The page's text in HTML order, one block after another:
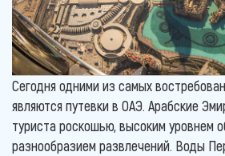
Сегодня одними из самых
являются путевки в ОАЭ. Арабские
туриста роскошью, высоким уровнем
разнообразием развлечений. Воды